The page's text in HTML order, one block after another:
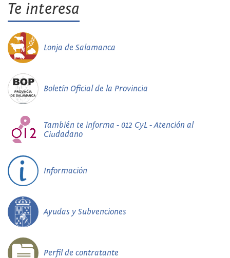
Te interesa
Lonja de Salamanca
Boletín Oficial de la Provincia
También te informa - 012 CyL - Atención al
Ciudadano
Información
Ayudas y Subvenciones
Perfil de contratante